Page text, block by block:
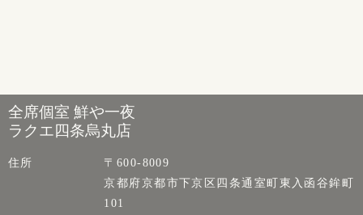
全席個室 鮮や一夜
ラクエ四条烏丸店
住所
〒600-8009
京都府京都市下京区四条通室町東入函谷鉾町
101